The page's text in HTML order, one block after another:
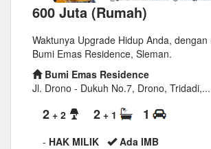
600 Juta (Rumah)
Waktunya Upgrade Hidup Anda,
Bumi Emas Residence, Sleman.
Bumi Emas Residence
Jl. Drono - Dukuh No.7, Drono, Tridadi,...
2 + 2 2 + 1 1
- HAK MILIK
Ada IMB